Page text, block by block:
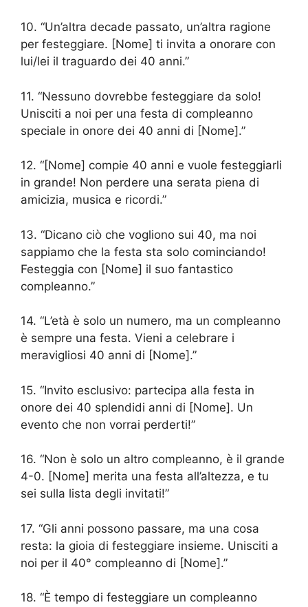
10. “Un’altra decade passato, un’altra ragione
per festeggiare. [Nome] ti invita a onorare con
lui/lei il traguardo dei 40 anni.”
11. “Nessuno dovrebbe festeggiare da solo!
Unisciti a noi per una festa di compleanno
speciale in onore dei 40 anni di [Nome].”
12. “[Nome] compie 40 anni e vuole festeggiarli
in grande! Non perdere una serata piena di
amicizia, musica e ricordi.”
13. “Dicano ciò che vogliono sui 40, ma noi
sappiamo che la festa sta solo cominciando!
Festeggia con [Nome] il suo fantastico
compleanno.”
14. “L’età è solo un numero, ma un compleanno
è sempre una festa. Vieni a celebrare i
meravigliosi 40 anni di [Nome].”
15. “Invito esclusivo: partecipa alla festa in
onore dei 40 splendidi anni di [Nome]. Un
evento che non vorrai perderti!”
16. “Non è solo un altro compleanno, è il grande
4-0. [Nome] merita una festa all’altezza, e tu
sei sulla lista degli invitati!”
17. “Gli anni possono passare, ma una cosa
resta: la gioia di festeggiare insieme. Unisciti a
noi per il 40° compleanno di [Nome].”
18. “È tempo di festeggiare un compleanno